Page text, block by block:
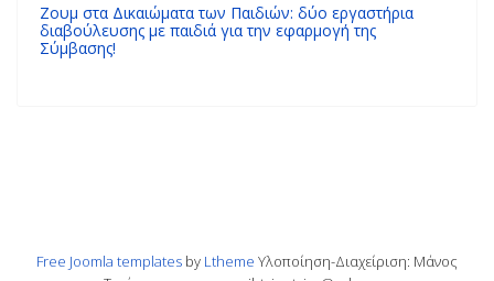
Ζουμ στα Δικαιώματα των Παιδιών: δύο εργαστήρια
διαβούλευσης με παιδιά για την εφαρμογή της
Σύμβασης!
Free Joomla templates by Ltheme Υλοποίηση-Διαχείριση: Μάνος